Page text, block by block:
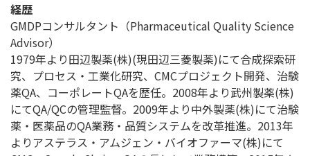
経歴
GMDPコンサルタント（Pharmaceutical Quality Science
Advisor）
1979年より田辺製薬(株)(現田辺三菱製薬)にて合成探索研
究、プロセス・工業化研究、CMCプロジェクト開発、治験
薬QA、コーポレートQAを歴任。2008年より武州製薬(株)
にてQA/QCの管理監督。2009年より中外製薬(株)にて治験
薬・医薬品のQA業務・品質システムを改革推進。2013年
よりアステラス・アムジェン・バイオファーマ(株)にて